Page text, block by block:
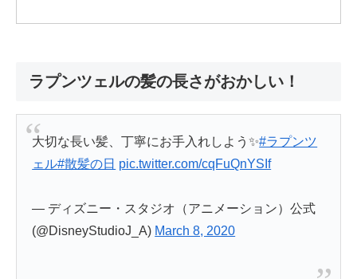
ラプンツェルの髪の長さがおかしい！
大切な長い髪、丁寧にお手入れしよう✨#ラプンツ
ェル#散髪の日 pic.twitter.com/cqFuQnYSIf
— ディズニー・スタジオ（アニメーション）公式
(@DisneyStudioJ_A) March 8, 2020